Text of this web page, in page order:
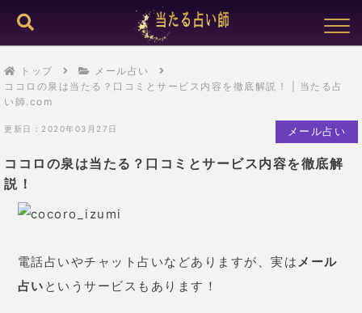
トップ
メール占い
ココロの泉は当たる？口コミとサービス内容を徹底解説！ | 当たる占
い師.com
更新日：2020年03月27日 メール占い
ココロの泉は当たる？口コミとサービス内容を徹底解
説！
電話占いやチャット占いなどありますが、実は メール
占い というサービスもあります！